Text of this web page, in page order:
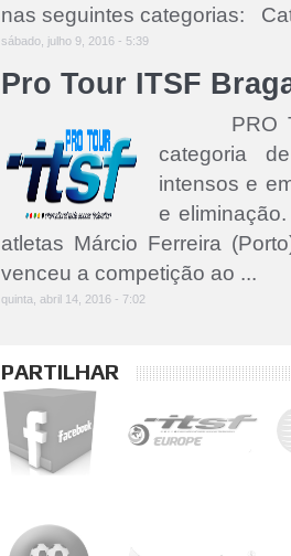
nas seguintes categorias:
sábado, julho 9, 2016 - 5:39
Pro Tour ITSF
PRO
categoria
intensos e
e
atletas Márcio Ferreira
venceu a competição ao ...
quinta, abril 14, 2016 - 7:02
PARTILHAR